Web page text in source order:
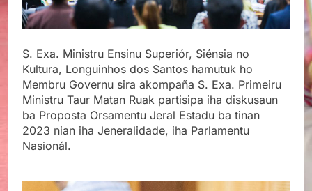
S. Exa. Ministru Ensinu Superiór, Siénsia no
Kultura, Longuinhos dos Santos hamutuk ho
Membru Governu sira akompaña S. Exa. Primeiru
Ministru Taur Matan Ruak partisipa iha diskusaun
ba Proposta Orsamentu Jeral Estadu ba tinan
2023 nian iha Jeneralidade, iha Parlamentu
Nasionál.